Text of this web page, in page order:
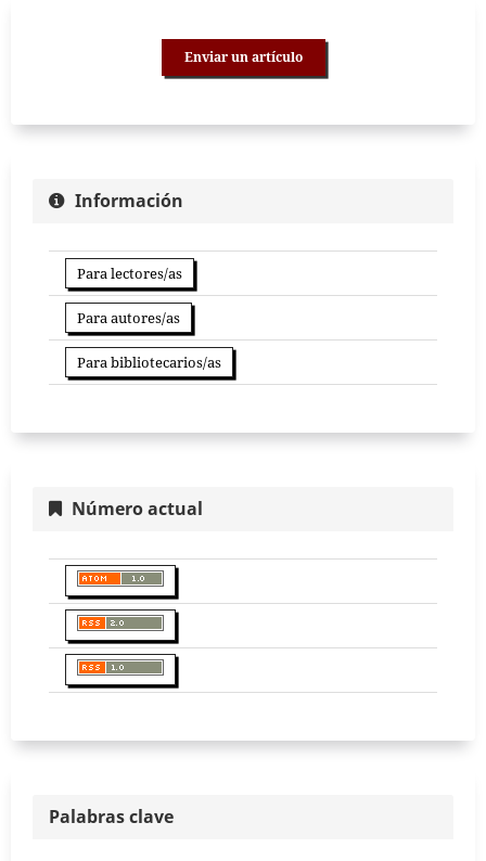
Enviar un artículo
Información
Para lectores/as
Para autores/as
Para bibliotecarios/as
Número actual
Palabras clave